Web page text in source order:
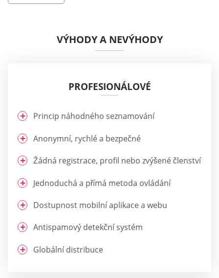
VÝHODY A NEVÝHODY
PROFESIONÁLOVÉ
Princip náhodného seznamování
Anonymní, rychlé a bezpečné
Žádná registrace, profil nebo zvýšené členství
Jednoduchá a přímá metoda ovládání
Dostupnost mobilní aplikace a webu
Antispamový detekční systém
Globální distribuce